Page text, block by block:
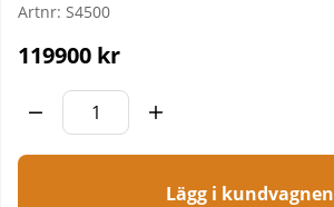
Artnr: S4500
119900 kr
Lägg i kundvagnen